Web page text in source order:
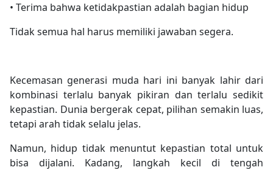
• Terima bahwa ketidakpastian adalah bagian hidup
Tidak semua hal harus memiliki jawaban segera.
Kecemasan generasi muda hari ini banyak lahir dari
kombinasi terlalu banyak pikiran dan terlalu sedikit
kepastian. Dunia bergerak cepat, pilihan semakin luas,
tetapi arah tidak selalu jelas.
Namun, hidup tidak menuntut kepastian total untuk
bisa dijalani. Kadang, langkah kecil di tengah